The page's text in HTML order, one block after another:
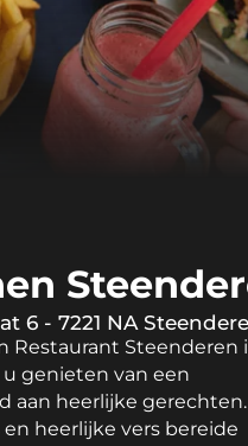
6 - 7221 NA
Restaurant Steenderen
genieten van een
aan heerlijke gerechten.
heerlijke vers bereide